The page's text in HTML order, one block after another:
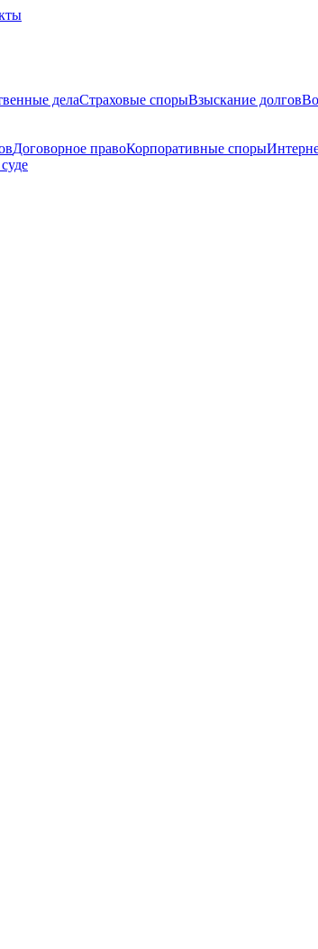
делаСтраховые спорыВзыскание долгов
Договорное правоКорпоративные споры